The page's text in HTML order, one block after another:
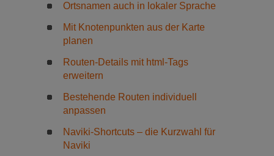
Ortsnamen auch in lokaler Sprache
Mit Knotenpunkten aus der Karte
planen
Routen-Details mit html-Tags
erweitern
Bestehende Routen individuell
anpassen
Naviki-Shortcuts – die Kurzwahl für
Naviki